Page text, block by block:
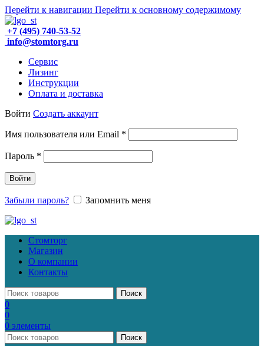
Перейти к навигации Перейти к основному содержимому
+7 (495) 740-53-52
info@stomtorg.ru
Сервис
Лизинг
Инструкции
Оплата и доставка
Войти Создать аккаунт
Имя пользователя или Email *
Пароль *
Войти
Забыли пароль? Запомнить меня
Стомторг
Магазин
О компании
Контакты
Поиск
0
0
0 элементы
Поиск